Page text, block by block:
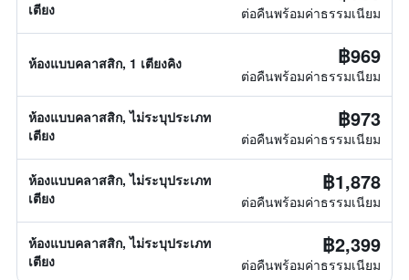
เตียง
ต่อคืนพร้อมค่าธรรมเนียม
ห้องแบบคลาสสิก, 1 เตียงคิง ฿969
ต่อคืนพร้อมค่าธรรมเนียม
ห้องแบบคลาสสิก, ไม่ระบุประเภท
เตียง
฿973
ต่อคืนพร้อมค่าธรรมเนียม
ห้องแบบคลาสสิก, ไม่ระบุประเภท
เตียง
฿1,878
ต่อคืนพร้อมค่าธรรมเนียม
ห้องแบบคลาสสิก, ไม่ระบุประเภท
เตียง
฿2,399
ต่อคืนพร้อมค่าธรรมเนียม